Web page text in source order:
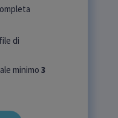
di
minimo 3